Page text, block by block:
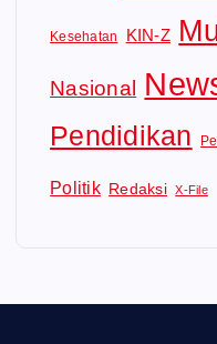
Kesehatan KIN-Z
Nasional
Pendidikan
Politik Redaksi X-File